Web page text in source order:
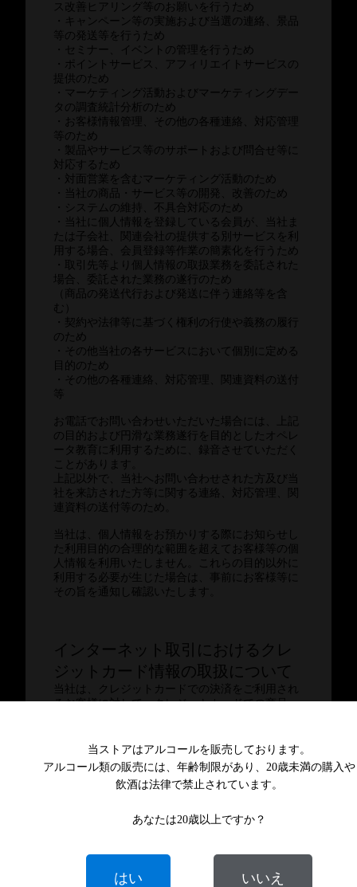
ス改善ヒアリング等のお願いを行うため
・キャンペーン等の実施および当選の連絡、景品
等の発送等を行うため
・セミナー、イベントの管理を行うため
・ポイントサービス、アフィリエイトサービスの
提供のため
・マーケティング活動およびマーケティングデー
タの調査統計分析のため
・お客様情報管理、その他の各種連絡、対応管理
等のため
・製品やサービス等のサポートおよび問合せ等に
対応するため
・対面営業を含むマーケティング活動のため
・当社の商品・サービス等の開発、改善のため
・システムの維持、不具合対応のため
・当社に個人情報を登録している会員が、当社ま
たは子会社、関連会社の提供する別サービスを利
用する場合、会員登録等作業の簡素化を行うため
・取引先等より個人情報の取扱業務を委託された
場合、委託された業務の遂行のため
（商品の発送代行および発送に伴う連絡等を含
・契約や法律等に基づく権利の行使や義務の履行
のため
・その他当社の各サービスにおいて個別に定める
目的のため
・その他の各種連絡、対応管理、関連資料の送付
等
お電話でお問い合わせいただいた場合には、上記
の目的および円滑な業務遂行を目的としたオペレ
ータ教育に利用するために、録音させていただく
ことがあります。
上記以外で、当社へお問い合わせされた方及び当
社を来訪された方等に関する連絡、対応管理、関
連資料の送付等のため。
当社は、個人情報をお預かりする際にお知らせし
た利用目的の合理的な範囲を超えてお客様等の個
人情報を利用いたしません。これらの目的以外に
利用する必要が生じた場合は、事前にお客様等に
その旨を通知し確認いたします。
インターネット取引におけるクレ
ジットカード情報の取扱について
当社は、クレジットカードでの決済をご利用され
るお客様に対して、クレジットカードでの商品・
レジットカードの有効性を確認するために、当社
が依頼した決済代行会社のサービスによりクレジ
ットカード情報の確認を行っております。その
際、お客様のクレジットカード情報は、当社委託
その情報を保持しませんのでご安心ください。
本人が個人情報を与えることの任
当ストアはアルコールを販売しております。
アルコール類の販売には、年齢制限があり、20歳未満の購入や
飲酒は法律で禁止されています。
あなたは20歳以上ですか？
はい いいえ